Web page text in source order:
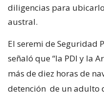
diligencias para
austral.
El seremi de Seguridad
señaló que “la PDI y la
más de diez horas de
detención de un adulto